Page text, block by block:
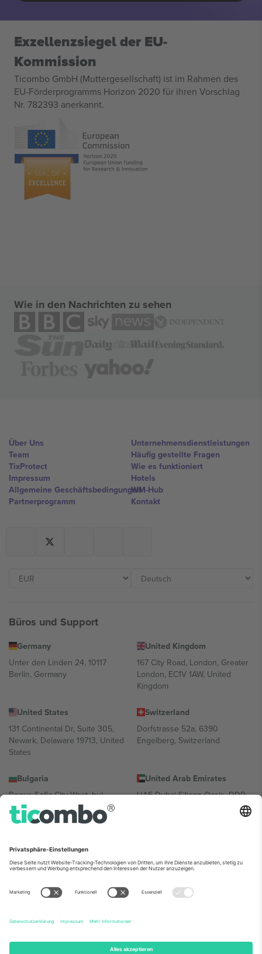
Exzellenzsiegel der EU-
Kommission
Ticombo GmbH (Muttergesellschaft) ist im Rahmen des
EU-Förderprogramms Horizon 2020 für ihren Vorschlag
Nr. 782393 anerkannt.
Wie in den Nachrichten zu sehen
Über Uns
Team
TixProtect
Impressum
Allgemeine Geschäftsbedingungen
Partnerprogramm
Unternehmensdienstleistungen
Häufig gestellte Fragen
Wie es funktioniert
Hotels
WM-Hub
Kontakt
Büros und Support
Germany
Unter den Linden 24, 10117
Berlin, Germany
United Kingdom
167 City Road, London, Greater
London, EC1V 1AW, United
Kingdom
United States
131 Continental Dr, Suite 305,
Newark, Delaware 19713, United
States
Switzerland
Dorfstrasse 52a, 6390
Engelberg, Switzerland
Bulgaria
Regus Sofia City West, bul
Totleben 53-55, 1606 Sofia,
Bulgaria
United Arab Emirates
UAE Dubai Silicon Oasis, DDP
Building A1, Office 302, Dubai,
Mexico
Av Chapultepec 360, Roma
Norte, Cuauhtémoc, 06700
Ciudad de México, CDMX,
Mexico
Die juristische Person des Plattformanbieters kann je nach
Informationen finden Sie auf der jeweiligen Veranstaltungsseite, im